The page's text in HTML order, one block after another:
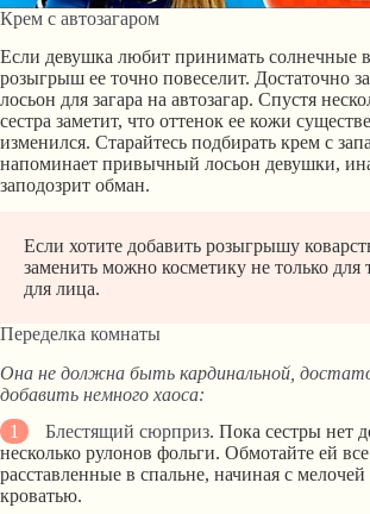
Крем с автозагаром
Если девушка любит принимать солнечные
розыгрыш ее точно повеселит. Достаточно
лосьон для загара на автозагар. Спустя
сестра заметит, что оттенок ее кожи
изменился. Старайтесь подбирать крем с
напоминает привычный лосьон девушки,
заподозрит обман.
Если хотите добавить розыгрышу
заменить можно косметику не только для
для лица.
Переделка комнаты
Она не должна быть кардинальной,
добавить немного хаоса:
Блестящий сюрприз. Пока сестры нет
несколько рулонов фольги. Обмотайте ей
расставленные в спальне, начиная с мелочей
кроватью.